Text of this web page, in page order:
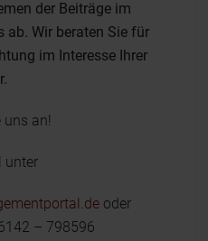
der Beiträge im
Wir beraten Sie für
im Interesse Ihrer
uns an!
unter
oder
– 798596